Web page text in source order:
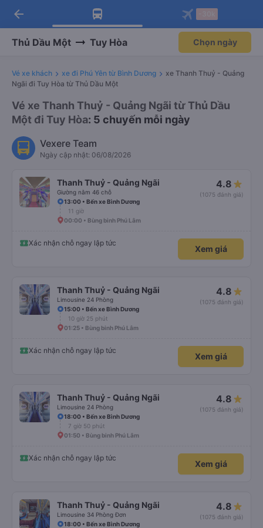
Tải app Vexere ngay!
Nhận ưu đãi thành viên độc
Mở app
Tải app Vexere
-30k/ghế khi đặt vé máy bay qua
Mở app
arrow_back
Thủ Dầu Một Tuy Hòa Chọn ngày
Vé xe khách xe đi Phú Yên từ Bình Dương
xe Thanh Thuỷ - Quảng
Ngãi đi Tuy Hòa từ Thủ Dầu Một
Vé xe Thanh Thuỷ - Quảng Ngãi từ Thủ Dầu
Một đi Tuy Hòa: 5 chuyến mỗi ngày
Vexere Team
Ngày cập nhật: 06/08/2026
Thanh Thuỷ - Quảng Ngãi
Giường nằm 46 chỗ
4.8
(1075 đánh giá)
13:00 • Bến xe Bình Dương
11 giờ
00:00 • Bùng binh Phú Lâm
Xác nhận chỗ ngay lập tức
Xem giá
Thanh Thuỷ - Quảng Ngãi
Limousine 24 Phòng
4.8
(1075 đánh giá)
15:00 • Bến xe Bình Dương
10 giờ 25 phút
01:25 • Bùng binh Phú Lâm
Xác nhận chỗ ngay lập tức
Xem giá
Thanh Thuỷ - Quảng Ngãi
Limousine 24 Phòng
4.8
(1075 đánh giá)
18:00 • Bến xe Bình Dương
7 giờ 50 phút
01:50 • Bùng binh Phú Lâm
Xác nhận chỗ ngay lập tức
Xem giá
Thanh Thuỷ - Quảng Ngãi
Limousine 34 Phòng Đơn
4.8
(1075 đánh giá)
18:00 • Bến xe Bình Dương